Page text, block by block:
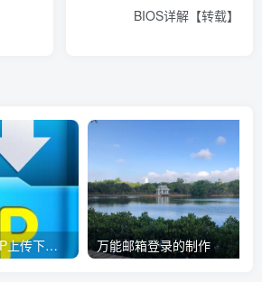
BIOS详解【转载】
Linux服务器下用FTP上传下载备份文件 万能邮箱登录的制作